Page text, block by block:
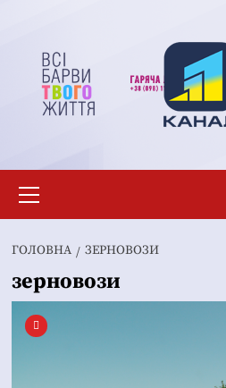
вмісту
меню
ГОЛОВНА ЗЕРНОВОЗИ
зерновози